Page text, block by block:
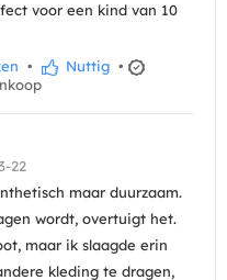
voor een kind van 10
• Nuttig •
22
maar duurzaam.
wordt, overtuigt het.
maar ik slaagde erin
kleding te dragen,